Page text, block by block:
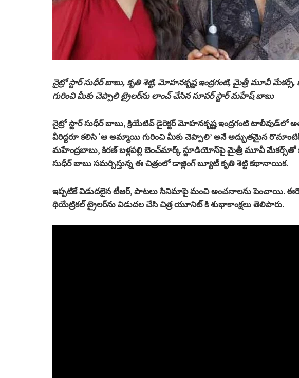
నైట్రో స్టార్ సుధీర్ బాబు, కృతి శెట్టి, మోహనకృష్ణ ఇంద్రగంటి, మైత్రీ మూవీ
గురించి మీకు చెప్పాలి ట్రైలర్‌ను లాంచ్ చేసిన సూపర్ స్టార్ మహేష్ బాబు
నైట్రో స్టార్ సుధీర్ బాబు, క్రియేటివ్ డైరెక్టర్ మోహనకృష్ణ ఇంద్రగంటి
వీరిద్దరూ కలిసి ‘ఆ అమ్మాయి గురించి మీకు చెప్పాలి’ అనే అద్భుతమైన
మహేంద్రబాబు, కిరణ్ బళ్లపల్లి బెంచ్‌మార్క్ స్టూడియోస్‌పై మైత్రీ మూవీ మేకర్స్‌తో
సుధీర్ బాబు సమర్పిస్తున్న ఈ చిత్రంలో డాజ్లింగ్ బ్యూటీ కృతి శెట్టి కథానాయిక.
ఇప్పటికే విడుదలైన టీజర్, పాటలు సినిమాపై మంచి అంచనాలను పెంచాయి.
థియేట్రికల్ ట్రైలర్‌ను విడుదల చేసి చిత్ర యూనిట్ కి శుభాకాంక్షలు తెలిపారు.